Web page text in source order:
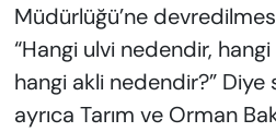
Müdürlüğü’ne
“Hangi ulvi nedendir,
hangi akli nedendir?”
ayrıca Tarım ve Orman